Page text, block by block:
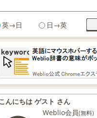
英→日 日→英
んにちは ゲスト さん
Weblio会員(無料)